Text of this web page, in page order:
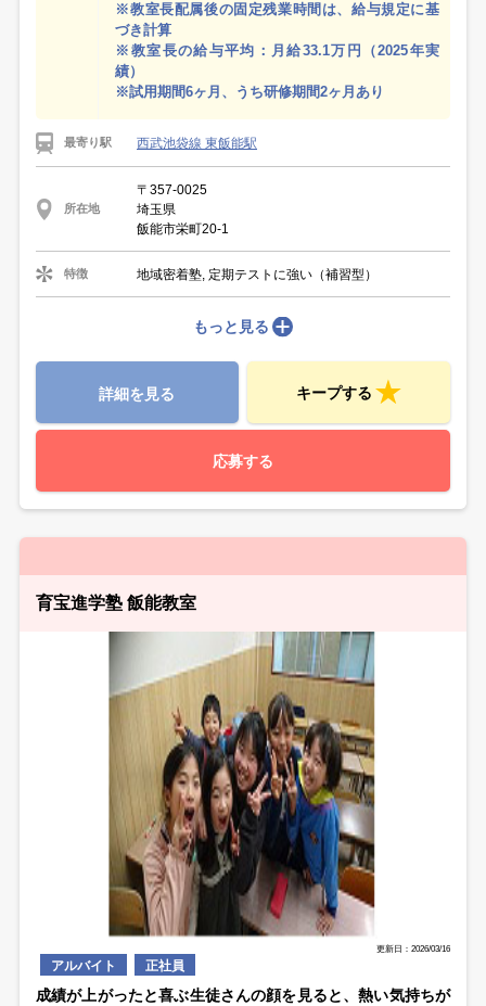
※教室長配属後の固定残業時間は、給与規定に基
づき計算
※教室長の給与平均：月給33.1万円（2025年実
績）
※試用期間6ヶ月、うち研修期間2ヶ月あり
最寄り駅 西武池袋線 東飯能駅
所在地
〒357-0025
埼玉県
飯能市栄町20-1
特徴 地域密着塾, 定期テストに強い（補習型）
もっと見る
詳細を見る キープする
応募する
育宝進学塾 飯能教室
更新日：2026/03/16
アルバイト 正社員
成績が上がったと喜ぶ生徒さんの顔を見ると、熱い気持ちが